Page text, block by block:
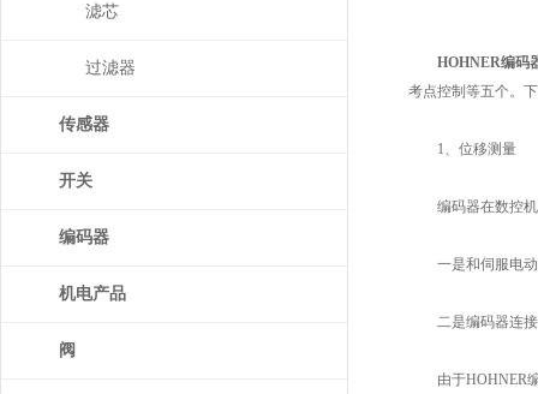
滤芯
过滤器
传感器
开关
编码器
机电产品
阀
HOHNER编码
考点控制等五个。
1、位移测量
编码器在数控机
一是和伺服电动
二是编码器连接
由于HOHNER编